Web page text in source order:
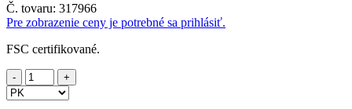
Č. tovaru: 317966
Pre zobrazenie ceny je potrebné sa prihlásiť.
FSC certifikované.